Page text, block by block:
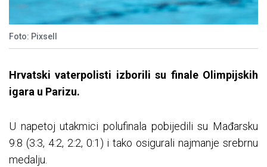
Foto: Pixsell
Hrvatski vaterpolisti izborili su finale Olimpijskih
igara u Parizu.
U napetoj utakmici polufinala pobijedili su Mađarsku
9:8 (3:3, 4:2, 2:2, 0:1) i tako osigurali najmanje srebrnu
medalju.